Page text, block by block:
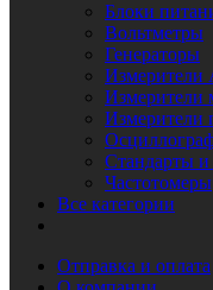
Блоки
Вольтметры
Генераторы
Измерители
Измерители
Измерители
Стандарты и
Частотомеры
Все категории
Отправка и оплата